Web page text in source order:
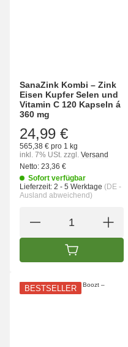
SanaZink Kombi – Zink
Eisen Kupfer Selen und
Vitamin C 120 Kapseln á
360 mg
24,99 €
565,38 € pro 1 kg
inkl. 7% USt. zzgl. Versand
Netto: 23,36 €
Sofort verfügbar
Lieferzeit: 2 - 5 Werktage (DE -
Ausland abweichend)
IN DEN
BESTSELLER